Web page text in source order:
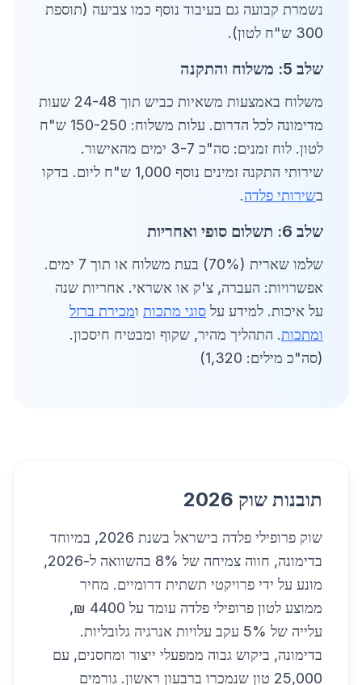
נשמרת קבועה גם בעיבוד נוסף כמו צביעה (תוספת
300 ש"ח לטון).
שלב 5: משלוח והתקנה
משלוח באמצעות משאיות כביש תוך 24-48 שעות
מדימונה לכל הדרום. עלות משלוח: 150-250 ש"ח
לטון. לוח זמנים: סה"כ 3-7 ימים מהאישור.
שירותי התקנה זמינים נוסף 1,000 ש"ח ליום. בדקו
בשירותי פלדה.
שלב 6: תשלום סופי ואחריות
שלמו שארית (70%) בעת משלוח או תוך 7 ימים.
אפשרויות: העברה, צ'ק או אשראי. אחריות שנה
על איכות. למידע על סוגי מתכות ומכירת ברזל
ומתכות. התהליך מהיר, שקוף ומבטיח חיסכון.
(סה"כ מילים: 1,320)
תובנות שוק 2026
שוק פרופילי פלדה בישראל בשנת 2026, במיוחד
בדימונה, חווה צמיחה של 8% בהשוואה ל-2026,
מונע על ידי פרויקטי תשתית דרומיים. מחיר
ממוצע לטון פרופילי פלדה עומד על 4400 ₪,
עלייה של 5% עקב עלויות אנרגיה גלובליות.
בדימונה, ביקוש גבוה ממפעלי ייצור ומחסנים, עם
25,000 טון שנמכרו ברבעון ראשון. גורמים